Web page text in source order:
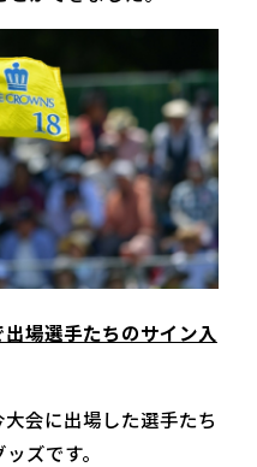
場選手たちのサイン入
会に出場した選手たち
ズです。